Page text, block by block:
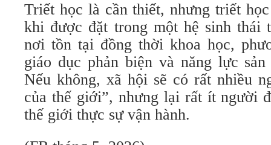
Triết học là cần thiết, nhưng triết
khi được đặt trong một hệ sinh thái
nơi tồn tại đồng thời khoa học,
giáo dục phản biện và năng lực
Nếu không, xã hội sẽ có rất nhiều
của thế giới”, nhưng lại rất ít người
thế giới thực sự vận hành.